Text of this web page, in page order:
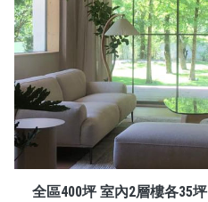
全區400坪 室內2層樓各35坪